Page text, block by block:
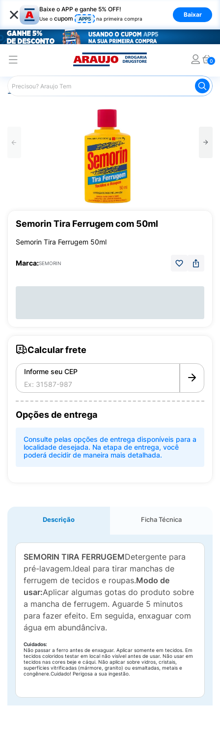
× Baixe o APP e ganhe 5% OFF!
Use o cupom APP5 na primeira compra
Baixar
0
Araujo Mercado Lavanderia
Semorin Tira Ferrugem com 50ml
Semorin Tira Ferrugem 50ml
Marca:SEMORIN
Calcular frete
Informe seu CEP
Opções de entrega
Consulte pelas opções de entrega disponíveis para a
localidade desejada. Na etapa de entrega, você
poderá decidir de maneira mais detalhada.
Descrição Ficha Técnica
SEMORIN TIRA FERRUGEMDetergente para
pré-lavagem.Ideal para tirar manchas de
ferrugem de tecidos e roupas.Modo de
usar:Aplicar algumas gotas do produto sobre
a mancha de ferrugem. Aguarde 5 minutos
para fazer efeito. Em seguida, enxaguar com
água em abundânciva.
Cuidados:
Não passar a ferro antes de enxaguar. Aplicar somente em tecidos. Em
tecidos coloridos testar em local não visível antes de usar. Não usar em
tecidos nas cores beje e cáqui. Não aplicar sobre vidros, cristais,
superfícies vitrificadas (mármore, granito) ou esmaltadas, metais e
congênere.Cuidado! Perigosa a sua ingestão.